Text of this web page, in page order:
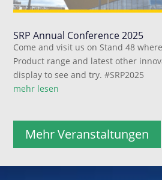
SRP Annual Conference 2025
Come and visit us on Stand 48
Product range and latest other
display to see and try. #SRP2025
mehr lesen
Mehr Veranstaltungen